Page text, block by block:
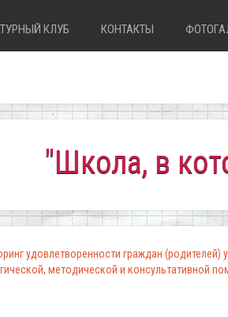
КЛУБ КОНТАКТЫ
в которой
удовлетворенности граждан (родителей)
методической и консультативной